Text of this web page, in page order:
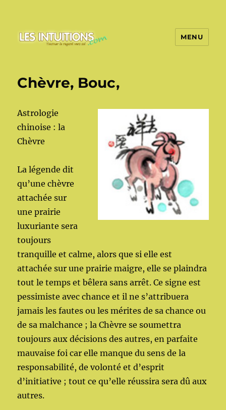
MENU
Chèvre, Bouc,
Astrologie
chinoise : la
Chèvre
La légende dit
qu’une chèvre
attachée sur
une prairie
luxuriante sera
toujours
tranquille et calme, alors que si elle est
attachée sur une prairie maigre, elle se plaindra
tout le temps et bêlera sans arrêt. Ce signe est
pessimiste avec chance et il ne s’attribuera
jamais les fautes ou les mérites de sa chance ou
de sa malchance ; la Chèvre se soumettra
toujours aux décisions des autres, en parfaite
mauvaise foi car elle manque du sens de la
responsabilité, de volonté et d’esprit
d’initiative ; tout ce qu’elle réussira sera dû aux
autres.